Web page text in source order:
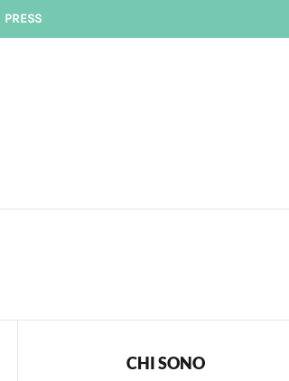
PRESS
CHI SONO